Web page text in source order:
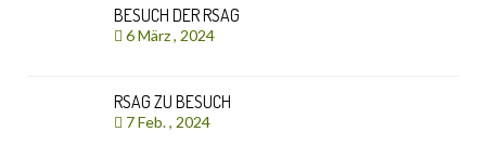
BESUCH DER RSAG
6 März , 2024
RSAG ZU BESUCH
7 Feb. , 2024